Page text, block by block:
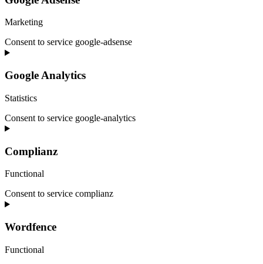
Marketing
Consent to service google-adsense
Google Analytics
Statistics
Consent to service google-analytics
Complianz
Functional
Consent to service complianz
Wordfence
Functional